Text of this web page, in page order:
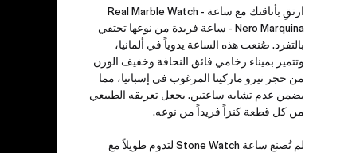
ارتقِ بأناقتك مع ساعة Real Marble Watch -
Nero Marquina - ساعة فريدة من نوعها تحتفي
بالتفرد. صُنعت هذه الساعة يدوياً في ألمانيا،
وتتميز بميناء رخامي فائق النحافة وخفيف الوزن
من حجر نيرو ماركينا المرغوب في إسبانيا، مما
يضمن عدم تشابه ساعتين. يجعل تعريقه الطبيعي
من كل قطعة كنزاً فريداً من نوعه.
لم تُصنع ساعة Stone Watch لتدوم طويلاً مع